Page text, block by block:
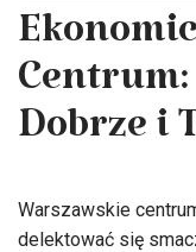
Centrum:
Dobrze i
Warszawskie
delektować się